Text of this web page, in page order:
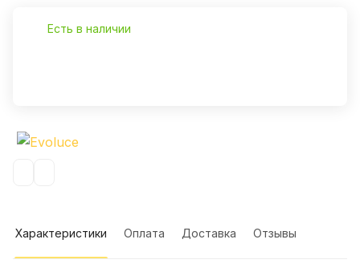
Есть в наличии
Характеристики Оплата Доставка Отзывы